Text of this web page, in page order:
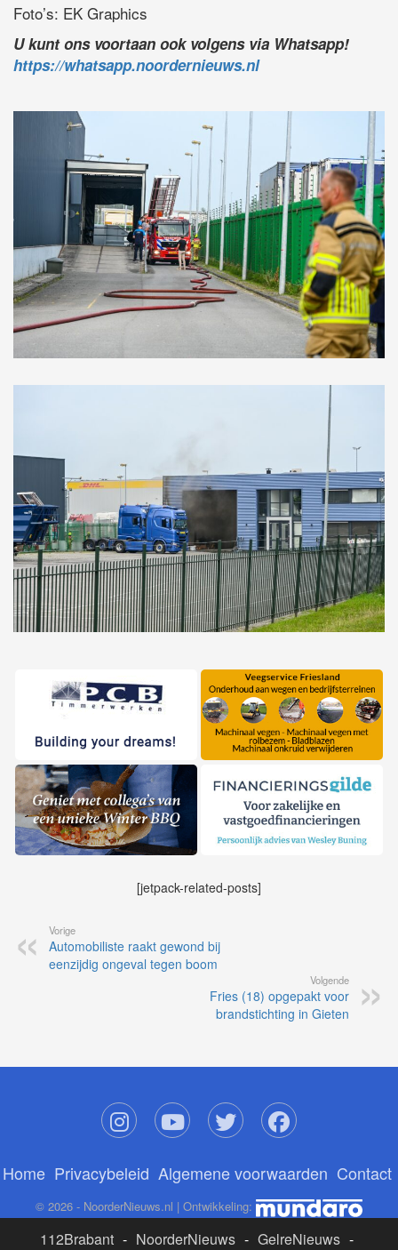
Foto’s: EK Graphics
U kunt ons voortaan ook volgens via Whatsapp!
https://whatsapp.noordernieuws.nl
[jetpack-related-posts]
Vorige
Automobiliste raakt gewond bij
eenzijdig ongeval tegen boom
Volgende
Fries (18) opgepakt voor
brandstichting in Gieten
Home Privacybeleid Algemene voorwaarden Contact
© 2026 - NoorderNieuws.nl | Ontwikkeling:
112Brabant - NoorderNieuws - GelreNieuws -